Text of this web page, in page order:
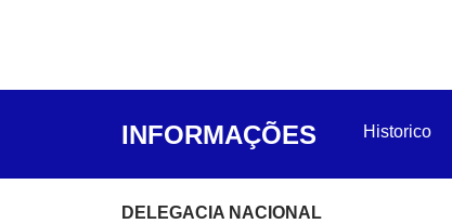
INFORMAÇÕES Historico
DELEGACIA NACIONAL